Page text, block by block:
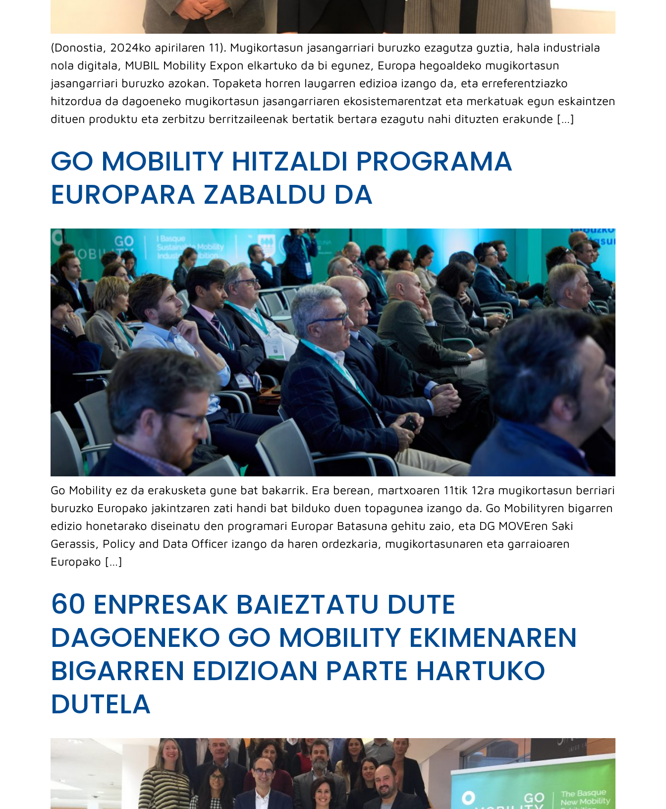
(Donostia, 2024ko apirilaren 11). Mugikortasun jasangarriari buruzko ezagutza guztia, hala industriala
nola digitala, MUBIL Mobility Expon elkartuko da bi egunez, Europa hegoaldeko mugikortasun
jasangarriari buruzko azokan. Topaketa horren laugarren edizioa izango da, eta erreferentziazko
hitzordua da dagoeneko mugikortasun jasangarriaren ekosistemarentzat eta merkatuak egun eskaintzen
dituen produktu eta zerbitzu berritzaileenak bertatik bertara ezagutu nahi dituzten erakunde […]
GO MOBILITY HITZALDI PROGRAMA
EUROPARA ZABALDU DA
Go Mobility ez da erakusketa gune bat bakarrik. Era berean, martxoaren 11tik 12ra mugikortasun berriari
buruzko Europako jakintzaren zati handi bat bilduko duen topagunea izango da. Go Mobilityren bigarren
edizio honetarako diseinatu den programari Europar Batasuna gehitu zaio, eta DG MOVEren Saki
Gerassis, Policy and Data Officer izango da haren ordezkaria, mugikortasunaren eta garraioaren
Europako […]
60 ENPRESAK BAIEZTATU DUTE
DAGOENEKO GO MOBILITY EKIMENAREN
BIGARREN EDIZIOAN PARTE HARTUKO
DUTELA